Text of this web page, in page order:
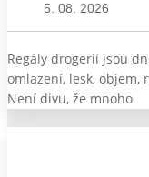
5. 08. 2026
Regály drogerií jsou
omlazení, lesk, objem,
Není divu, že mnoho